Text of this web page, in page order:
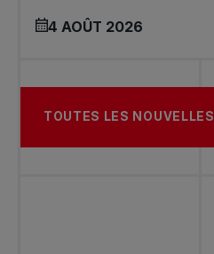
4 AOÛT 2026
TOUTES LES NOUVELLES